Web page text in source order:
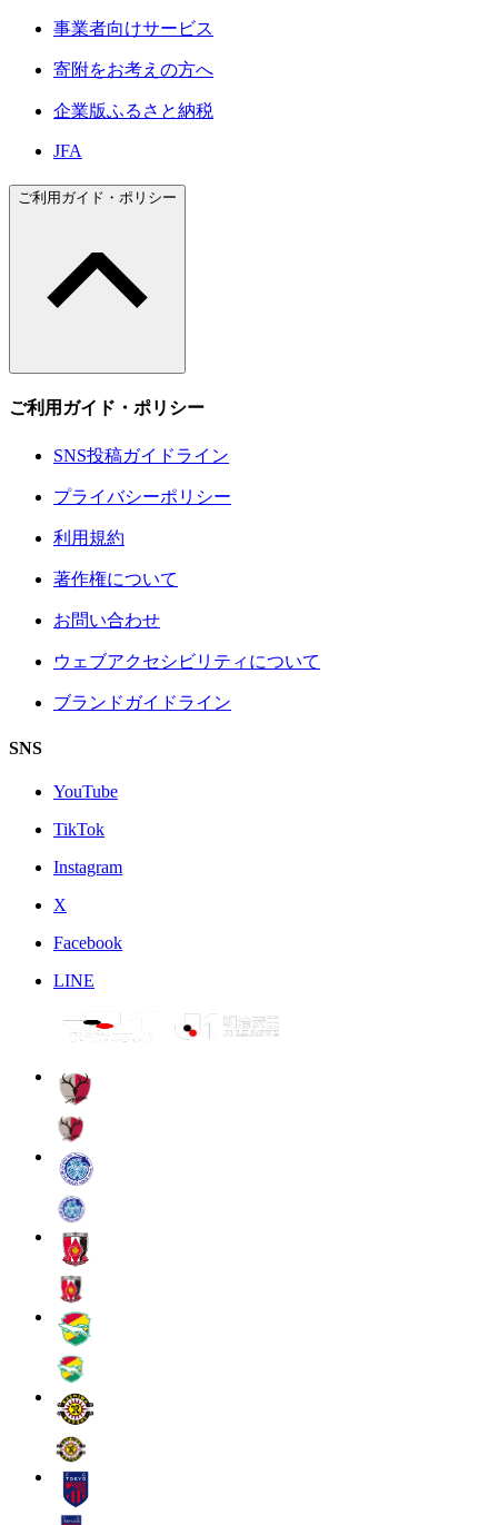
事業者向けサービス
寄附をお考えの方へ
企業版ふるさと納税
JFA
ご利用ガイド・ポリシー
ご利用ガイド・ポリシー
SNS投稿ガイドライン
プライバシーポリシー
利用規約
著作権について
お問い合わせ
ウェブアクセシビリティについて
ブランドガイドライン
SNS
YouTube
TikTok
Instagram
X
Facebook
LINE